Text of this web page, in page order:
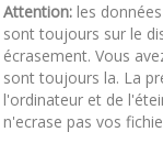
Attention:les
sont toujours sur le
écrasement. Vous
sont toujours la. La
l'ordinateur et de
n'ecrase pas vos